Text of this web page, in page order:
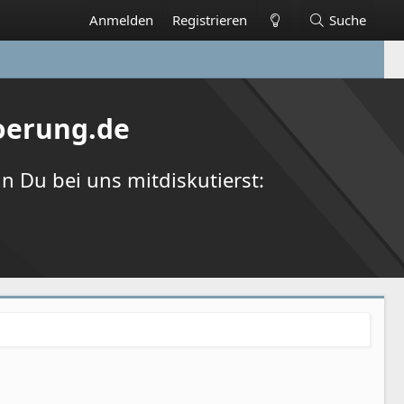
Anmelden Registrieren Suche
Du bei uns mitdiskutierst: